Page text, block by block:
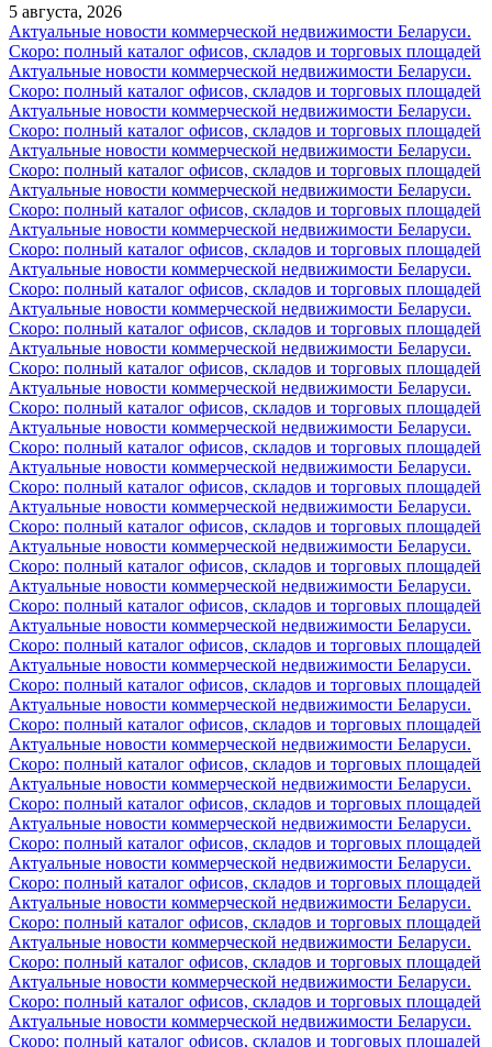
5 августа, 2026
Актуальные новости коммерческой недвижимости Беларуси.
Скоро: полный каталог офисов, складов и торговых площадей
Актуальные новости коммерческой недвижимости Беларуси.
Скоро: полный каталог офисов, складов и торговых площадей
Актуальные новости коммерческой недвижимости Беларуси.
Скоро: полный каталог офисов, складов и торговых площадей
Актуальные новости коммерческой недвижимости Беларуси.
Скоро: полный каталог офисов, складов и торговых площадей
Актуальные новости коммерческой недвижимости Беларуси.
Скоро: полный каталог офисов, складов и торговых площадей
Актуальные новости коммерческой недвижимости Беларуси.
Скоро: полный каталог офисов, складов и торговых площадей
Актуальные новости коммерческой недвижимости Беларуси.
Скоро: полный каталог офисов, складов и торговых площадей
Актуальные новости коммерческой недвижимости Беларуси.
Скоро: полный каталог офисов, складов и торговых площадей
Актуальные новости коммерческой недвижимости Беларуси.
Скоро: полный каталог офисов, складов и торговых площадей
Актуальные новости коммерческой недвижимости Беларуси.
Скоро: полный каталог офисов, складов и торговых площадей
Актуальные новости коммерческой недвижимости Беларуси.
Скоро: полный каталог офисов, складов и торговых площадей
Актуальные новости коммерческой недвижимости Беларуси.
Скоро: полный каталог офисов, складов и торговых площадей
Актуальные новости коммерческой недвижимости Беларуси.
Скоро: полный каталог офисов, складов и торговых площадей
Актуальные новости коммерческой недвижимости Беларуси.
Скоро: полный каталог офисов, складов и торговых площадей
Актуальные новости коммерческой недвижимости Беларуси.
Скоро: полный каталог офисов, складов и торговых площадей
Актуальные новости коммерческой недвижимости Беларуси.
Скоро: полный каталог офисов, складов и торговых площадей
Актуальные новости коммерческой недвижимости Беларуси.
Скоро: полный каталог офисов, складов и торговых площадей
Актуальные новости коммерческой недвижимости Беларуси.
Скоро: полный каталог офисов, складов и торговых площадей
Актуальные новости коммерческой недвижимости Беларуси.
Скоро: полный каталог офисов, складов и торговых площадей
Актуальные новости коммерческой недвижимости Беларуси.
Скоро: полный каталог офисов, складов и торговых площадей
Актуальные новости коммерческой недвижимости Беларуси.
Скоро: полный каталог офисов, складов и торговых площадей
Актуальные новости коммерческой недвижимости Беларуси.
Скоро: полный каталог офисов, складов и торговых площадей
Актуальные новости коммерческой недвижимости Беларуси.
Скоро: полный каталог офисов, складов и торговых площадей
Актуальные новости коммерческой недвижимости Беларуси.
Скоро: полный каталог офисов, складов и торговых площадей
Актуальные новости коммерческой недвижимости Беларуси.
Скоро: полный каталог офисов, складов и торговых площадей
Актуальные новости коммерческой недвижимости Беларуси.
Скоро: полный каталог офисов, складов и торговых площадей